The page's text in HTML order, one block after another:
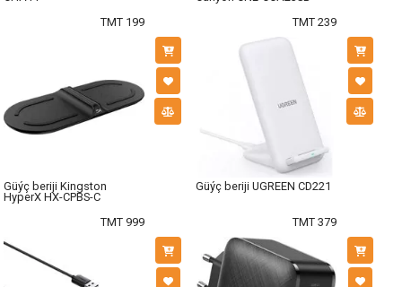
TMT 199
TMT 239
Güýç beriji Kingston
HyperX HX-CPBS-C
TMT 999
Güýç beriji UGREEN CD221
TMT 379